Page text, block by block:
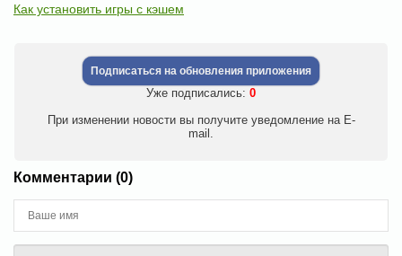
Как установить игры с кэшем
Подписаться на обновления приложения
Уже подписались: 0
При изменении новости вы получите уведомление на E-
mail.
Комментарии (0)